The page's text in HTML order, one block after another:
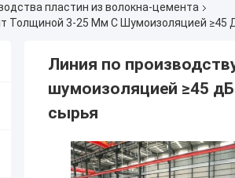
пластин из волокна-цемента
Линия по
шумоизоляцией ≥45 дБ
сырья